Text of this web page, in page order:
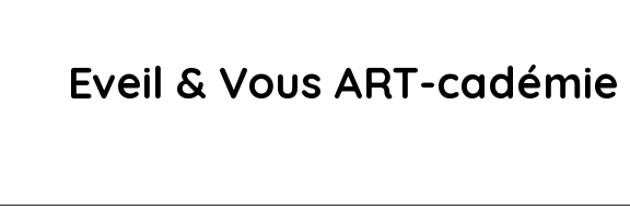
Eveil & Vous ART-cadémie